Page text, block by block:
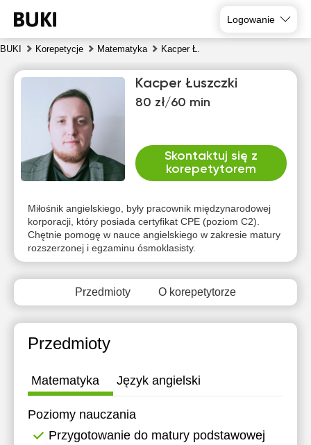
Logowanie
BUKI Korepetycje Matematyka Kacper Ł.
Kacper Łuszczki
80 zł/60 min
Skontaktuj się z
korepetytorem
Miłośnik angielskiego, były pracownik międzynarodowej
korporacji, który posiada certyfikat CPE (poziom C2).
Chętnie pomogę w nauce angielskiego w zakresie matury
rozszerzonej i egzaminu ósmoklasisty.
Przedmioty O korepetytorze
Przedmioty
Matematyka Język angielski
Poziomy nauczania
Przygotowanie do matury podstawowej
7
8
9
10
11
Brak
dostępnych
terminów
Brak
dostępnych
terminów
Brak
dostępnych
terminów
Brak
dostępnych
terminów
Brak
terminów
Brak
terminów